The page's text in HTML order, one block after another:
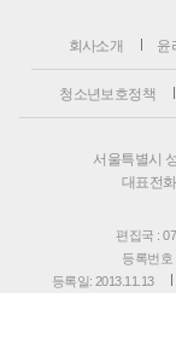
회사소개 윤
청소년보호정책
서울특별시
대표전
편집국 :
등록번호
등록일: 2013.11.13